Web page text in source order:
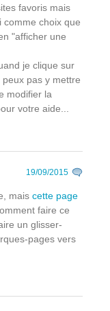
favoris mais
comme choix que
"afficher une
je clique sur
pas y mettre
modifier la
votre aide...
19/09/2015
mais cette page
faire ce
un glisser-
pages vers